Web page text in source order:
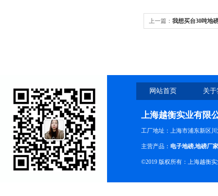
上一篇： 我想买台30吨地
网站首页 关
上海越衡实业有限
工厂地址：上海市浦东新区川
主营产品： 电子地磅,地磅厂家
©2019 版权所有：上海越衡